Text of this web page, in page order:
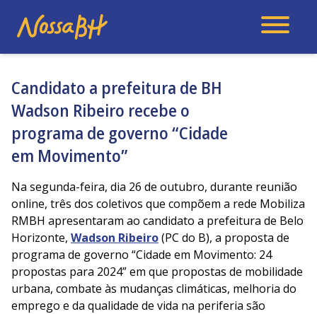
Candidato a prefeitura de BH
Wadson Ribeiro recebe o
programa de governo “Cidade
em Movimento”
Na segunda-feira, dia 26 de outubro, durante reunião
online, três dos coletivos que compõem a rede Mobiliza
RMBH apresentaram ao candidato a prefeitura de Belo
Horizonte, Wadson Ribeiro(PC do B), a proposta de
programa de governo “Cidade em Movimento: 24
propostas para 2024” em que propostas de mobilidade
urbana, combate às mudanças climáticas, melhoria do
emprego e da qualidade de vida na periferia são